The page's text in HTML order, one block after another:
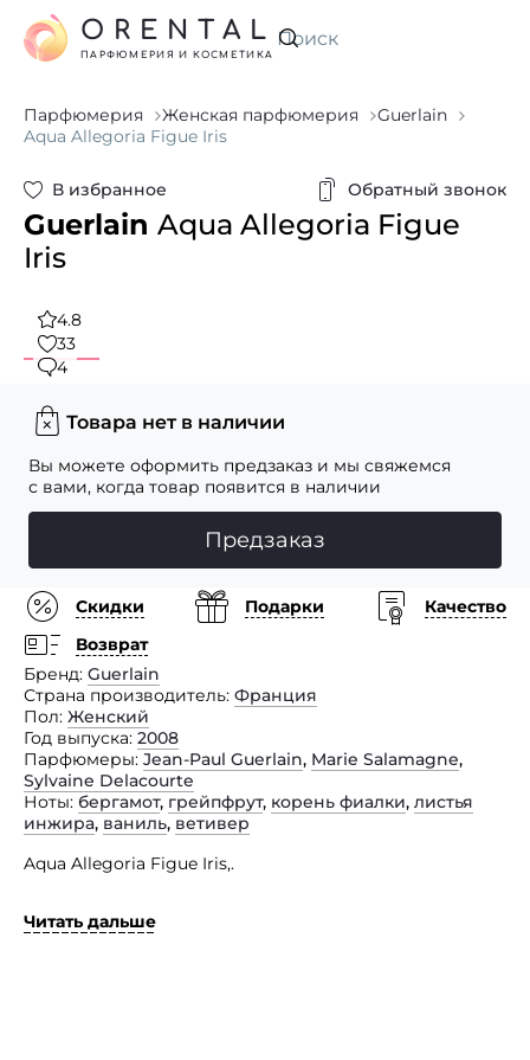
Искать
ORENTAL
ПАРФЮМЕРИЯ И КОСМЕТИКА
Парфюмерия Женская парфюмерия
Guerlain
Aqua Allegoria Figue Iris
В избранное Обратный звонок
Guerlain Aqua Allegoria Figue
Iris
4.8
33
4
Товара нет в наличии
Вы можете оформить предзаказ и мы свяжемся
с вами, когда товар появится в наличии
Предзаказ
Скидки Подарки
Качество
Возврат
Бренд Guerlain
Страна производитель Франция
Пол Женский
Год выпуска 2008
Парфюмеры Jean-Paul Guerlain, Marie Salamagne,
Sylvaine Delacourte
Ноты бергамот, грейпфрут, корень фиалки, листья
инжира, ваниль, ветивер
Aqua Allegoria Figue Iris,.
аромата инжир и ирис. сливается с влажной
Читать дальше